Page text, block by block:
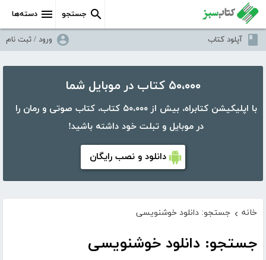
دسته‌ها جستجو
آپلود کتاب ورود / ثبت نام
۵۰،۰۰۰ کتاب در موبایل شما
با اپلیکیشن کتابراه، بیش از ۵۰،۰۰۰ کتاب، کتاب صوتی و رمان را
در موبایل و تبلت خود داشته باشید!
دانلود و نصب رایگان
خانه › جستجو: دانلود خوشنویسی
جستجو: دانلود خوشنویسی